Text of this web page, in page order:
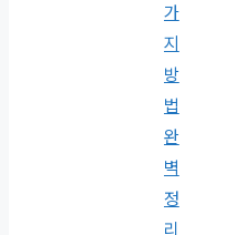
가
지
방
법
완
벽
정
리